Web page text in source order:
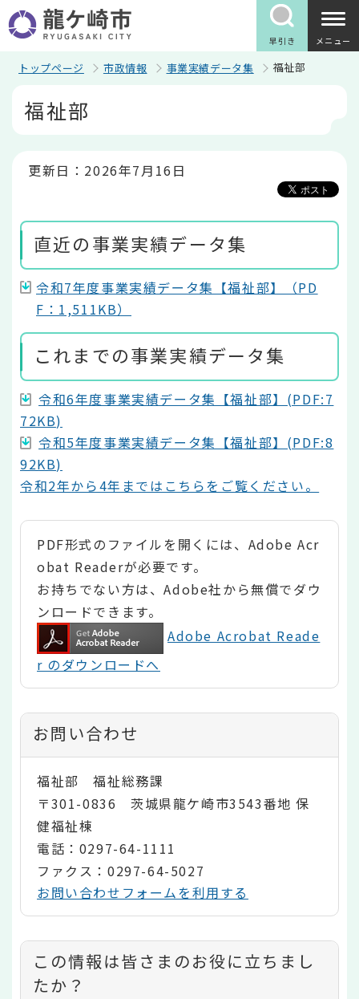
の
ペ
早引き メニュー
トップページ 市政情報 事業実績データ集 福祉部
福祉部
更新日：2026年7月16日
直近の事業実績データ集
令和7年度事業実績データ集【福祉部】（PD
F：1,511KB）
これまでの事業実績データ集
令和6年度事業実績データ集【福祉部】(PDF:7
72KB)
令和5年度事業実績データ集【福祉部】(PDF:8
92KB)
令和2年から4年まではこちらをご覧ください。
PDF形式のファイルを開くには、Adobe Acr
obat Readerが必要です。
お持ちでない方は、Adobe社から無償でダウ
ンロードできます。
Adobe Acrobat Reade
r のダウンロードへ
お問い合わせ
福祉部 福祉総務課
〒301-0836 茨城県龍ケ崎市3543番地 保
健福祉棟
電話：0297-64-1111
ファクス：0297-64-5027
お問い合わせフォームを利用する
コ
ン
この情報は皆さまのお役に立ちまし
たか？